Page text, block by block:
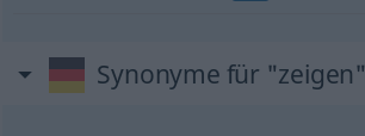
Synonyme für "zeigen"